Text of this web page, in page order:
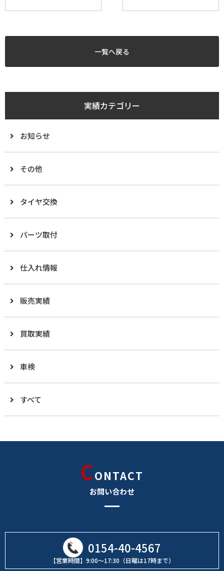
一覧へ戻る
実績カテゴリー
お知らせ
その他
タイヤ交換
パーツ取付
仕入れ情報
販売実績
買取実績
車検
すべて
CONTACT
お問い合わせ
0154-40-4567
【営業時間】9:00～17:30（日曜は17時まで）